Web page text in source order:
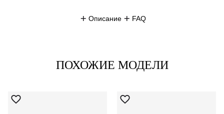
Описание FAQ
ПОХОЖИЕ МОДЕЛИ